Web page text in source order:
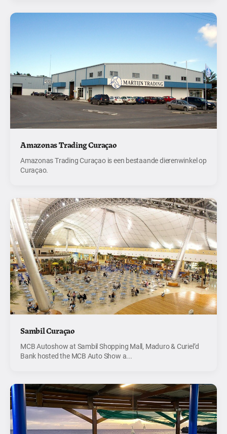
Amazonas Trading Curaçao
Amazonas Trading Curaçao is een bestaande dierenwinkel op
Curaçao.
Sambil Curaçao
MCB Autoshow at Sambil Shopping Mall, Maduro & Curiel’d
Bank hosted the MCB Auto Show a...